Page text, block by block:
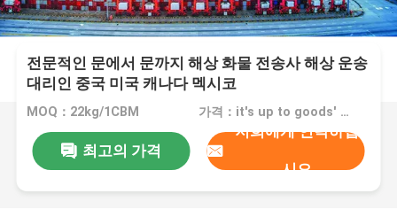
전문적인 문에서 문까지 해상 화물 전송사 해상 운송
대리인 중국 미국 캐나다 멕시코
MOQ：22kg/1CBM 가격：it's up to goods' weight
최고의 가격
저희에게 연락하십
시오